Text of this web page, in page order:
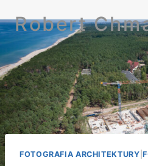
do
treści
Robert
FOTOGRAFIA ARCHITEKTURY |